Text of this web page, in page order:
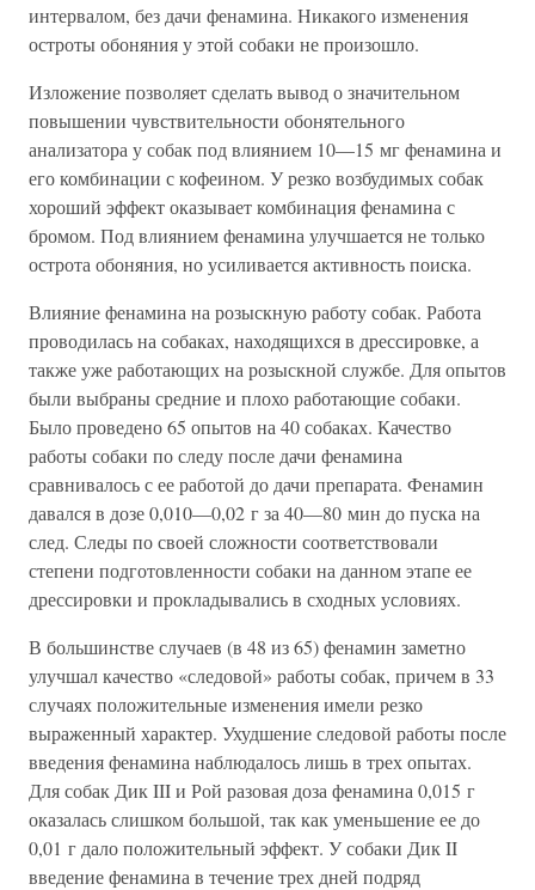
интервалом, без дачи фенамина. Никакого изменения
остроты обоняния у этой собаки не произошло.
Изложение позволяет сделать вывод о значительном
повышении чувствительности обонятельного
анализатора у собак под влиянием 10—15 мг фенамина и
его комбинации с кофеином. У резко возбудимых собак
хороший эффект оказывает комбинация фенамина с
бромом. Под влиянием фенамина улучшается не только
острота обоняния, но усиливается активность поиска.
Влияние фенамина на розыскную работу собак. Работа
проводилась на собаках, находящихся в дрессировке, а
также уже работающих на розыскной службе. Для опытов
были выбраны средние и плохо работающие собаки.
Было проведено 65 опытов на 40 собаках. Качество
работы собаки по следу после дачи фенамина
сравнивалось с ее работой до дачи препарата. Фенамин
давался в дозе 0,010—0,02 г за 40—80 мин до пуска на
след. Следы по своей сложности соответствовали
степени подготовленности собаки на данном этапе ее
дрессировки и прокладывались в сходных условиях.
В большинстве случаев (в 48 из 65) фенамин заметно
улучшал качество «следовой» работы собак, причем в 33
случаях положительные изменения имели резко
выраженный характер. Ухудшение следовой работы после
введения фенамина наблюдалось лишь в трех опытах.
Для собак Дик III и Рой разовая доза фенамина 0,015 г
оказалась слишком большой, так как уменьшение ее до
0,01 г дало положительный эффект. У собаки Дик II
введение фенамина в течение трех дней подряд